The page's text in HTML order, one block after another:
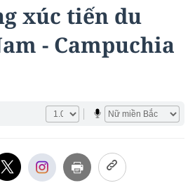
xúc tiến du
- Campuchia